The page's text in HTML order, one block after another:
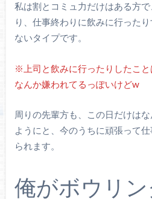
私は割とコミュ力だけはある方
り、仕事終わりに飲みに行った
ないタイプです。
※上司と飲みに行ったりしたこ
なんか嫌われてるっぽいけどw
周りの先輩方も、この日だけは
ようにと、今のうちに頑張って
られます。
俺がボウリ